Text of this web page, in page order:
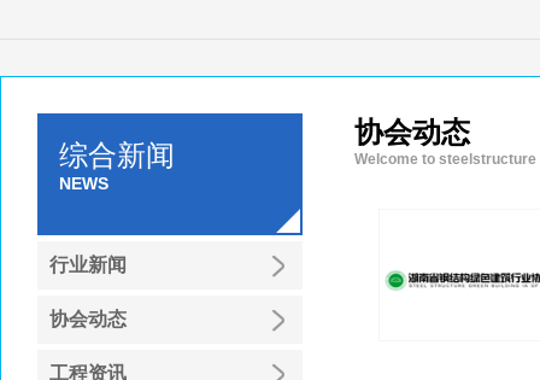
综合新闻
NEWS
行业新闻
协会动态
工程资讯
协会动态
Welcome to